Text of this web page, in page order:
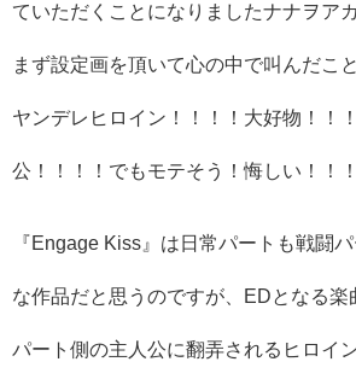
ていただくことになりましたナナヲア
まず設定画を頂いて心の中で叫んだこ
ヤンデレヒロイン！！！！大好物！！
公！！！！でもモテそう！悔しい！！
『Engage Kiss』は日常パートも戦闘
な作品だと思うのですが、EDとなる楽
パート側の主人公に翻弄されるヒロイ